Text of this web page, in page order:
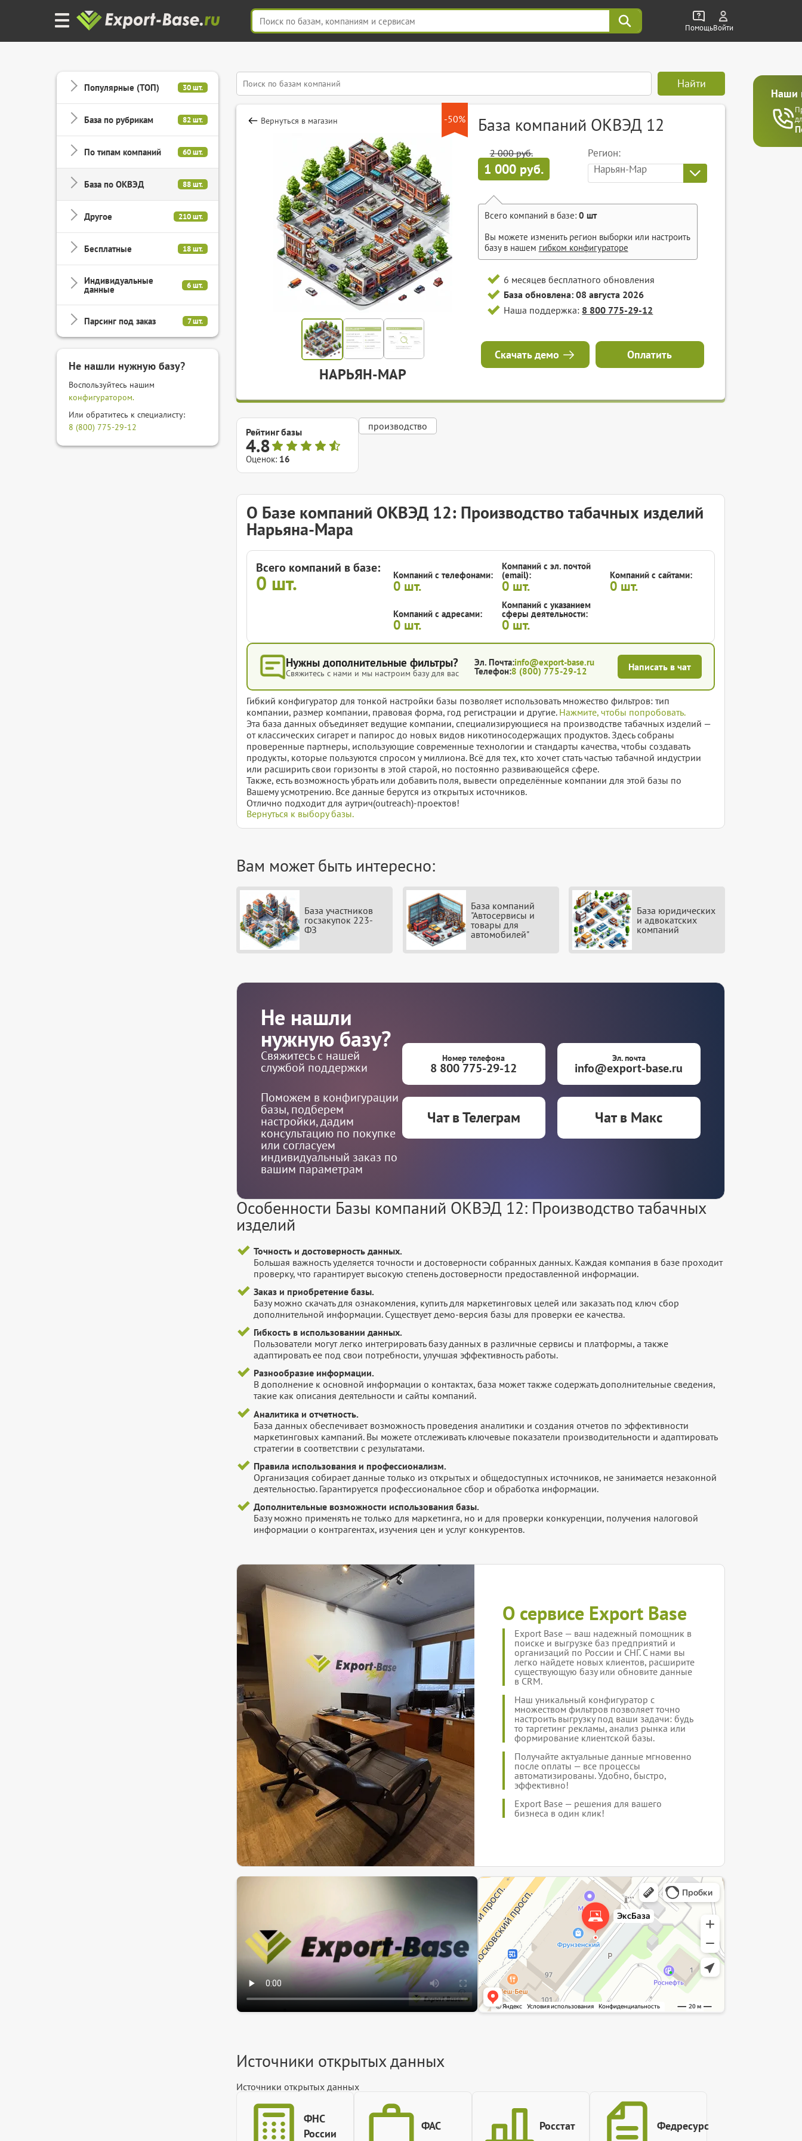
ПомощьВойти
Наши
Популярные (ТОП) 30 шт.
База по рубрикам 82 шт.
По типам компаний 60 шт.
База по ОКВЭД 88 шт.
Другое 210 шт.
Бесплатные 18 шт.
Индивидуальные
данные 6 шт.
Парсинг под заказ 7 шт.
Не нашли нужную базу?
Воспользуйтесь нашим
конфигуратором.
Или обратитесь к специалисту:
8 (800) 775-29-12
Найти
-50%
Вернуться в магазин
НАРЬЯН-МАР
База компаний ОКВЭД 12
2 000 руб.
1 000 руб.
Регион:
Нарьян-Мар
Всего компаний в базе: 0 шт
Вы можете изменить регион выборки или настроить
базу в нашем гибком конфигураторе
6 месяцев бесплатного обновления
База обновлена: 08 августа 2026
Наша поддержка: 8 800 775-29-12
Скачать демо Оплатить
Рейтинг базы
4.8
Оценок: 16
производство
О Базе компаний ОКВЭД 12: Производство табачных изделий
Нарьяна-Мара
Всего компаний в базе:
0 шт. Компаний с телефонами:
0 шт.
Компаний с эл. почтой
(email):
0 шт.
Компаний с сайтами:
0 шт.
Компаний с адресами:
0 шт.
Компаний с указанием
сферы деятельности:
0шт.
Нужны дополнительные фильтры?
Свяжитесь с нами и мы настроим базу для вас
Эл. Почта:info@export-base.ru
Телефон:8 (800) 775-29-12 Написать в чат
Гибкий конфигуратор для тонкой настройки базы позволяет использовать множество фильтров: тип
компании, размер компании, правовая форма, год регистрации и другие. Нажмите, чтобы попробовать.
Эта база данных объединяет ведущие компании, специализирующиеся на производстве табачных изделий —
от классических сигарет и папирос до новых видов никотиносодержащих продуктов. Здесь собраны
проверенные партнеры, использующие современные технологии и стандарты качества, чтобы создавать
продукты, которые пользуются спросом у миллиона. Всё для тех, кто хочет стать частью табачной индустрии
или расширить свои горизонты в этой старой, но постоянно развивающейся сфере.
Также, есть возможность убрать или добавить поля, вывести определённые компании для этой базы по
Вашему усмотрению. Все данные берутся из открытых источников.
Отлично подходит для аутрич(outreach)-проектов!
Вернуться к выбору базы.
Вам может быть интересно:
База участников
госзакупок 223-
ФЗ
База компаний
"Автосервисы и
товары для
автомобилей"
База юридических
и адвокатских
компаний
Не нашли
нужную базу?
Свяжитесь с нашей
службой поддержки
Поможем в конфигурации
базы, подберем
настройки, дадим
консультацию по покупке
или согласуем
индивидуальный заказ по
вашим параметрам
Номер телефона
8 800 775-29-12
Эл. почта
info@export-base.ru
Чат в Телеграм Чат в Макс
Особенности Базы компаний ОКВЭД 12: Производство табачных
изделий
Точность и достоверность данных.
Большая важность уделяется точности и достоверности собранных данных. Каждая компания в базе проходит
проверку, что гарантирует высокую степень достоверности предоставленной информации.
Заказ и приобретение базы.
Базу можно скачать для ознакомления, купить для маркетинговых целей или заказать под ключ сбор
дополнительной информации. Существует демо-версия базы для проверки ее качества.
Гибкость в использовании данных.
Пользователи могут легко интегрировать базу данных в различные сервисы и платформы, а также
адаптировать ее под свои потребности, улучшая эффективность работы.
Разнообразие информации.
В дополнение к основной информации о контактах, база может также содержать дополнительные сведения,
такие как описания деятельности и сайты компаний.
Аналитика и отчетность.
База данных обеспечивает возможность проведения аналитики и создания отчетов по эффективности
маркетинговых кампаний. Вы можете отслеживать ключевые показатели производительности и адаптировать
стратегии в соответствии с результатами.
Правила использования и профессионализм.
Организация собирает данные только из открытых и общедоступных источников, не занимается незаконной
деятельностью. Гарантируется профессиональное сбор и обработка информации.
Дополнительные возможности использования базы.
Базу можно применять не только для маркетинга, но и для проверки конкуренции, получения налоговой
информации о контрагентах, изучения цен и услуг конкурентов.
О сервисе Export Base
Export Base — ваш надежный помощник в
поиске и выгрузке баз предприятий и
организаций по России и СНГ. С нами вы
легко найдете новых клиентов, расширите
существующую базу или обновите данные
в CRM.
Наш уникальный конфигуратор с
множеством фильтров позволяет точно
настроить выгрузку под ваши задачи: будь
то таргетинг рекламы, анализ рынка или
формирование клиентской базы.
Получайте актуальные данные мгновенно
после оплаты — все процессы
автоматизированы. Удобно, быстро,
эффективно!
Export Base — решения для вашего
бизнеса в один клик!
ЭкспортБейз
Информационный интернет-сайт в Ярославле
Информационная служба в Ярославле
Источники открытых данных
Источники открытых данных
ФНС
России
ФАС Росстат Федресурс